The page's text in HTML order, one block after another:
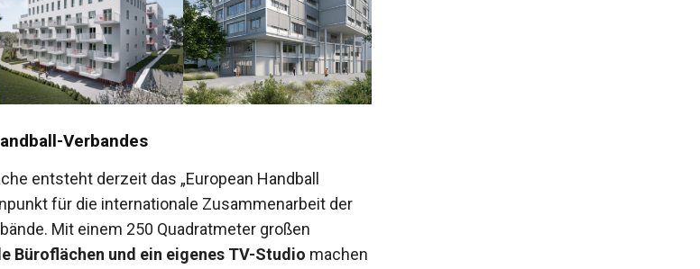
Verbandes
entsteht derzeit das „European Handball
für die internationale Zusammenarbeit der
Mit einem 250 Quadratmeter großen
Büroflächen und ein eigenes TV-Studio machen